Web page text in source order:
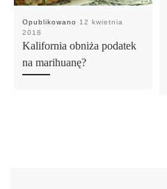
Opublikowano
12 kwietnia
2018
Kalifornia obniża podatek
na marihuanę?